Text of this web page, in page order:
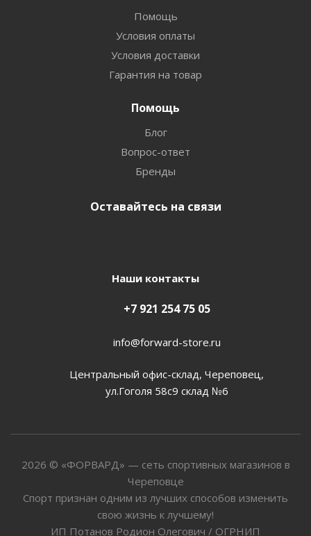
Помощь
Условия оплаты
Условия доставки
Гарантия на товар
Помощь
Блог
Вопрос-ответ
Бренды
Оставайтесь на связи
Наши контакты
+7 921 254 75 05
info@forward-store.ru
Центральный офис-склад, Череповец,
ул.Гоголя 58с9 склад №6
2026 © «ФОРВАРД» — сеть спортивных магазинов в
Череповце
Спорт признан одним из лучших способов изменить
свою жизнь к лучшему!
ИП Потанов Родион Олегович / ОГРНИП